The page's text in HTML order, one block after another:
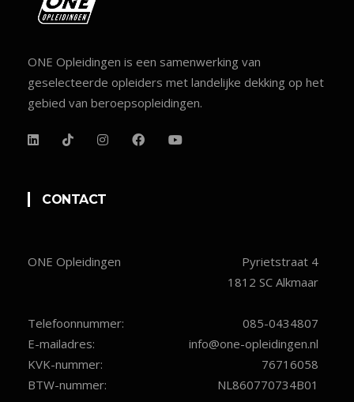
ONE Opleidingen is een samenwerking van
geselecteerde opleiders met landelijke dekking op het
gebied van beroepsopleidingen.
CONTACT
ONE Opleidingen
Pyrietstraat 4
1812 SC Alkmaar
Telefoonnummer:
085-0434807
E-mailadres:
info@one-opleidingen.nl
KVK-nummer:
76716058
BTW-nummer:
NL860770734B01